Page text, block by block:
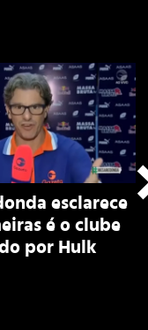
esclarece
é o clube
por Hulk